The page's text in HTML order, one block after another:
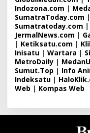
Indozona.com |
SumatraToday.com |
Sumatratoday.com |
JermalNews.com |
| Ketiksatu.com |
Inisatu | Wartara |
MetroDaily |
Sumut.Top | Info
Indeksatu |
Web | Kompas Web